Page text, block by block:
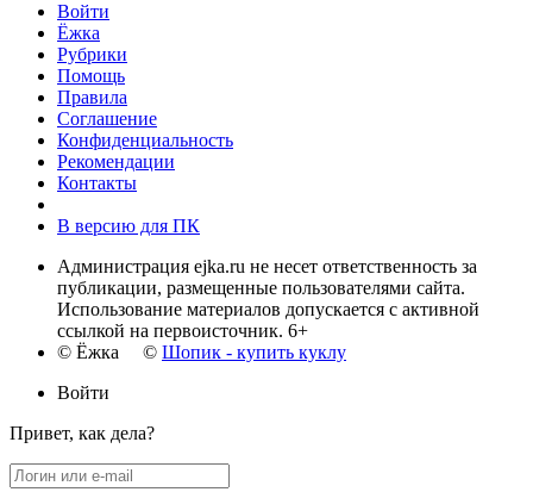
Войти
Ёжка
Рубрики
Помощь
Правила
Соглашение
Конфиденциальность
Рекомендации
Контакты
В версию для ПК
Администрация ejka.ru не несет ответственность за
публикации, размещенные пользователями сайта.
Использование материалов допускается с активной
ссылкой на первоисточник. 6+
© Ёжка © Шопик - купить куклу
Войти
Привет, как дела?